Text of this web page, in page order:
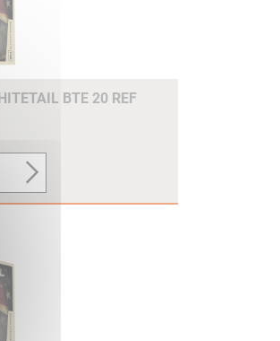
BTE 20 REF